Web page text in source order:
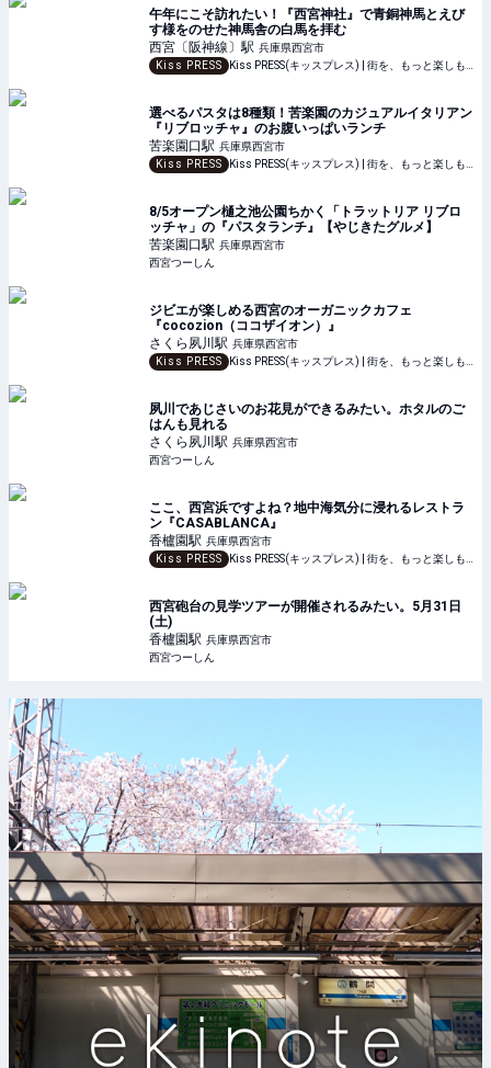
午年にこそ訪れたい！『西宮神社』で青銅神馬とえび
す様をのせた神馬舎の白馬を拝む
西宮〔阪神線〕駅 兵庫県西宮市
Kiss PRESS
選べるパスタは8種類！苦楽園のカジュアルイタリアン
『リブロッチャ』のお腹いっぱいランチ
苦楽園口駅 兵庫県西宮市
Kiss PRESS
8/5オープン樋之池公園ちかく「トラットリア リブロ
ッチャ」の『パスタランチ』【やじきたグルメ】
苦楽園口駅 兵庫県西宮市
西宮つーしん
ジビエが楽しめる西宮のオーガニックカフェ
『cocozion（ココザイオン）』
さくら夙川駅 兵庫県西宮市
Kiss PRESS
夙川であじさいのお花見ができるみたい。ホタルのご
はんも見れる
さくら夙川駅 兵庫県西宮市
西宮つーしん
ここ、西宮浜ですよね？地中海気分に浸れるレストラ
ン『CASABLANCA』
香櫨園駅 兵庫県西宮市
Kiss PRESS
西宮砲台の見学ツアーが開催されるみたい。5月31日
(土)
香櫨園駅 兵庫県西宮市
西宮つーしん